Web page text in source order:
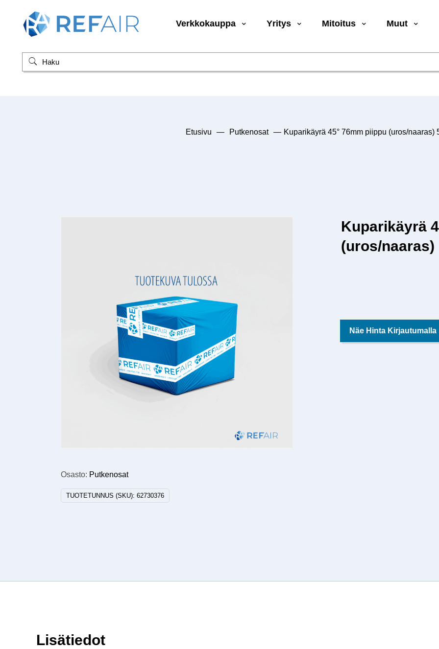
Verkkokauppa Yritys Mitoitus Muut
Etusivu — Putkenosat — Kuparikäyrä 45° 76mm piippu (uros/naaras)
Osasto: Putkenosat
TUOTETUNNUS (SKU):62730376
Kuparikäyrä
(uros/naaras)
Näe Hinta Kirjautumalla
Lisätiedot